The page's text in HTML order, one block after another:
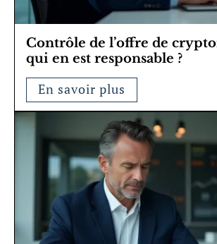
Contrôle de l’offre de
qui en est responsable ?
En savoir plus